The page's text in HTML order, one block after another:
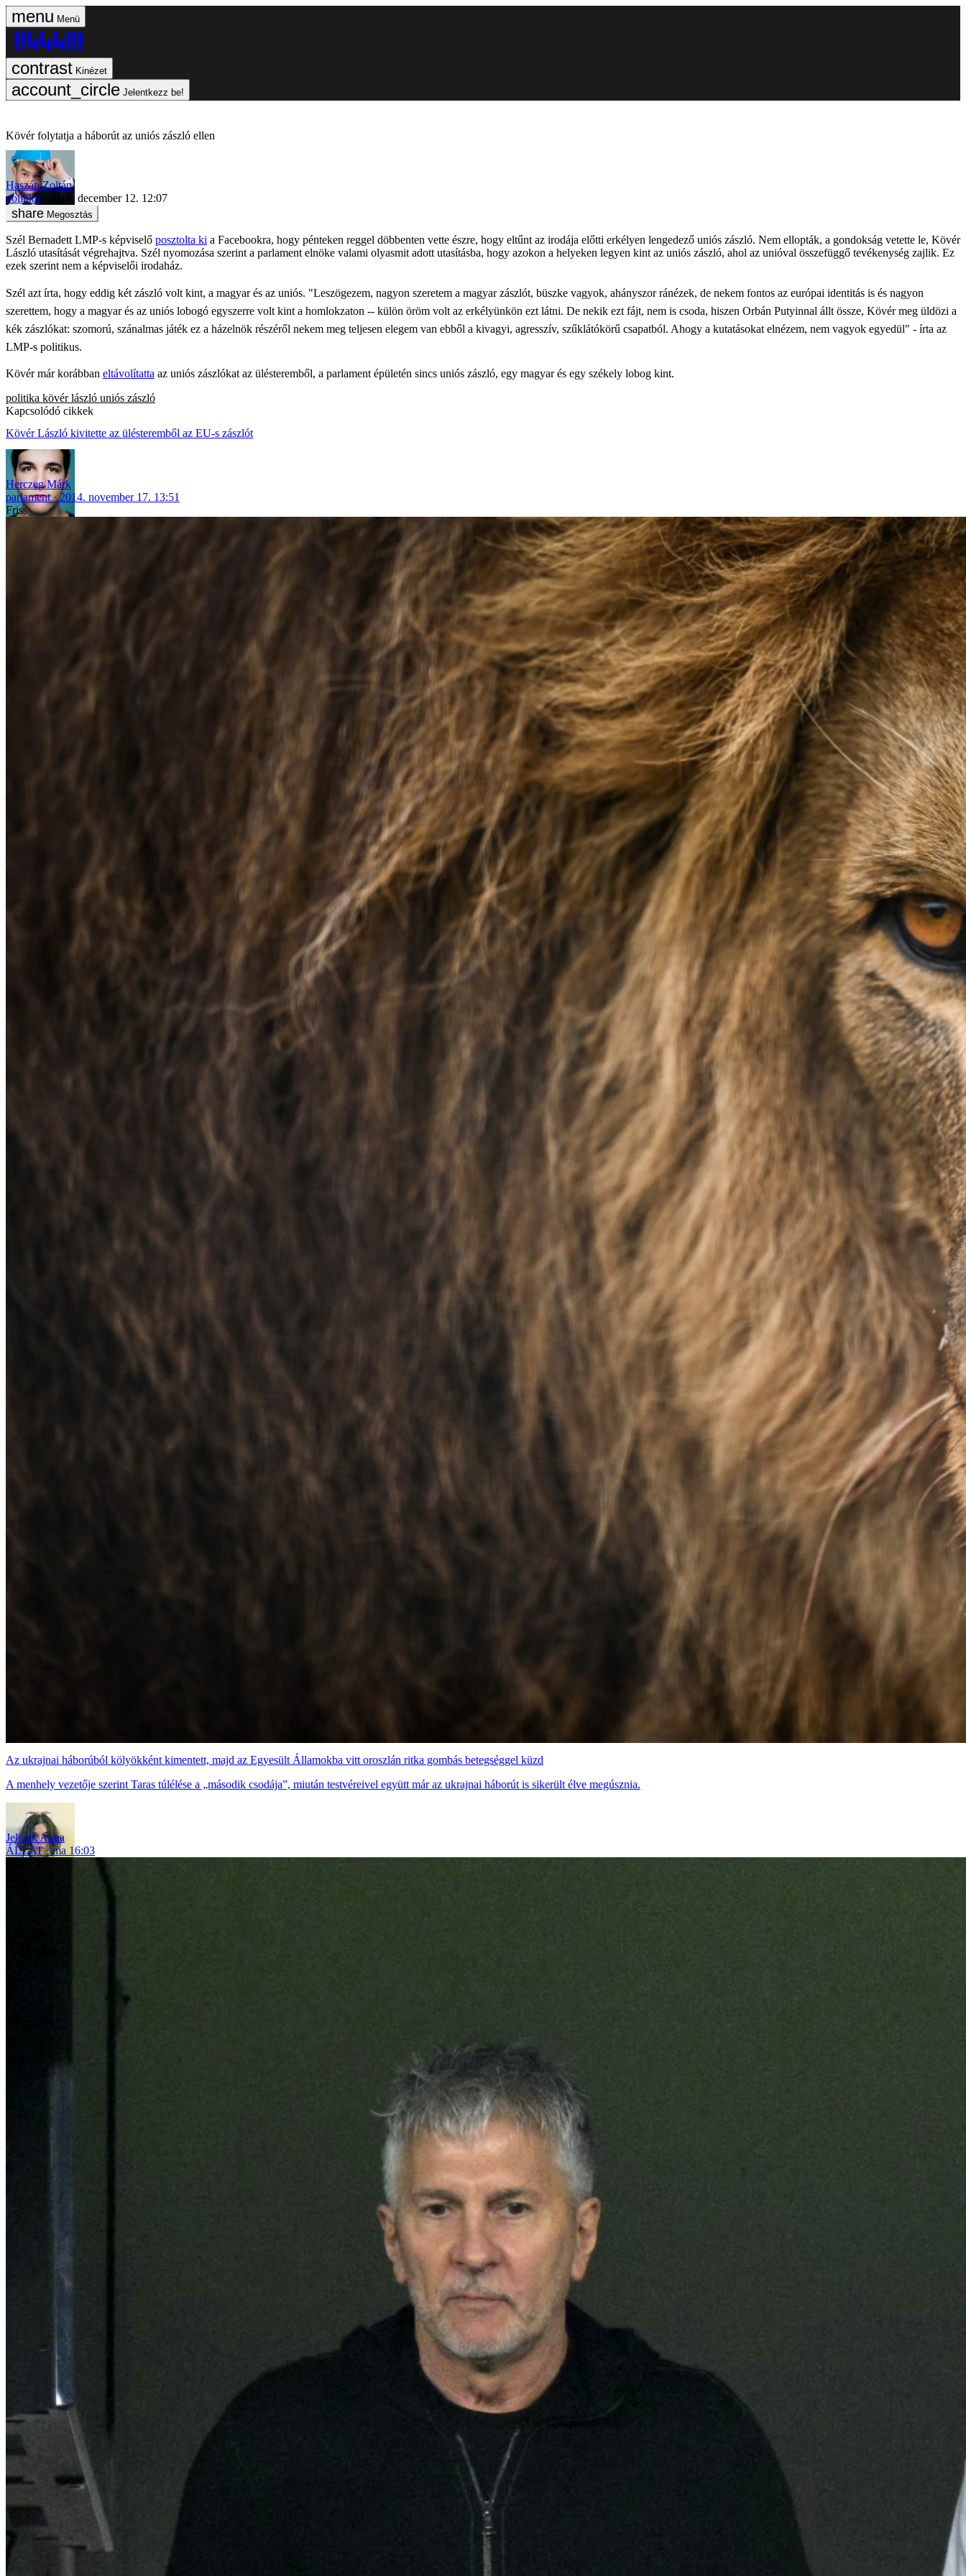
Menü
Kinézet
Jelentkezz be!
Kövér folytatja a háborút az uniós zászló ellen
Haszán Zoltán
politika
2014. december 12. 12:07
Megosztás
Szél Bernadett LMP-s képviselő posztolta ki a Facebookra, hogy pénteken reggel döbbenten vette észre, hogy eltűnt az irodája előtti erkélyen lengedező uniós zászló. Nem ellopták, a gondokság vetette le, Kövér
László utasítását végrehajtva. Szél nyomozása szerint a parlament elnöke valami olyasmit adott utasításba, hogy azokon a helyeken legyen kint az uniós zászló, ahol az unióval összefüggő tevékenység zajlik. Ez
ezek szerint nem a képviselői irodaház.
Szél azt írta, hogy eddig két zászló volt kint, a magyar és az uniós. "Leszögezem, nagyon szeretem a magyar zászlót, büszke vagyok, ahányszor ránézek, de nekem fontos az európai identitás is és nagyon
szerettem, hogy a magyar és az uniós lobogó egyszerre volt kint a homlokzaton -- külön öröm volt az erkélyünkön ezt látni. De nekik ezt fájt, nem is csoda, hiszen Orbán Putyinnal állt össze, Kövér meg üldözi a
kék zászlókat: szomorú, szánalmas játék ez a házelnök részéről nekem meg teljesen elegem van ebből a kivagyi, agresszív, szűklátókörű csapatból. Ahogy a kutatásokat elnézem, nem vagyok egyedül" - írta az
LMP-s politikus.
Kövér már korábban eltávolítatta az uniós zászlókat az ülésteremből, a parlament épületén sincs uniós zászló, egy magyar és egy székely lobog kint.
politika kövér lászló uniós zászló
Kapcsolódó cikkek
Kövér László kivitette az ülésteremből az EU-s zászlót
Herczeg Márk
parlament
2014. november 17. 13:51
Friss
Az ukrajnai háborúból kölyökként kimentett, majd az Egyesült Államokba vitt oroszlán ritka gombás betegséggel küzd
A menhely vezetője szerint Taras túlélése a „második csodája”, miután testvéreivel együtt már az ukrajnai háborút is sikerült élve megúsznia.
Jelinek Anna
ÁLLAT
ma 16:03